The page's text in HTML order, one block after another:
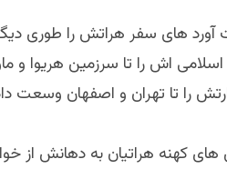
های سفر هراتش را طوری
اش را تا سرزمین هریوا و
را تا تهران و اصفهان وسعت
های کهنه هراتیان به دهانش از